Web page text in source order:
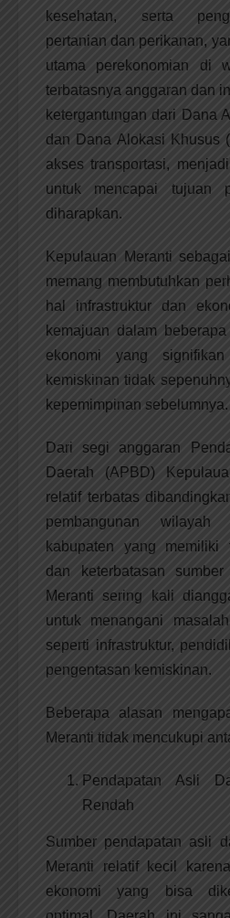
kesehatan, serta
pertanian dan perikanan,
utama perekonomian di
terbatasnya anggaran dan
ketergantungan dari Dana
dan Dana Alokasi Khusus
akses transportasi,
untuk mencapai tujuan
diharapkan.
Kepulauan Meranti
memang membutuhkan
hal infrastruktur dan
kemajuan dalam
ekonomi yang
kemiskinan tidak
kepemimpinan sebelumnya.
Dari segi anggaran
Daerah (APBD)
relatif terbatas
pembangunan wilayah
kabupaten yang memiliki
dan keterbatasan
Meranti sering kali
untuk menangani
seperti infrastruktur,
pengentasan kemiskinan.
Beberapa alasan
Meranti tidak mencukupi
Pendapatan Asli
Rendah
Sumber pendapatan asli
Meranti relatif kecil
ekonomi yang bisa